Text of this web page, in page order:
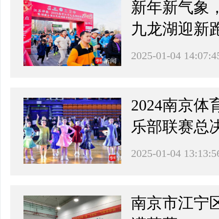
新年新气象
九龙湖迎新
2025-01-04
2024南京体
乐部联赛总
2025-01-04
南京市江宁